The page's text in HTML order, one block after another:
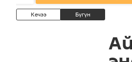
Кечээ Бүгүн